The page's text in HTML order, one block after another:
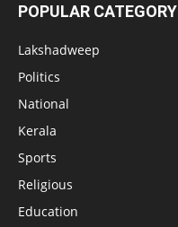
POPULAR CATEGORY
Lakshadweep
Politics
National
Kerala
Sports
Religious
Education